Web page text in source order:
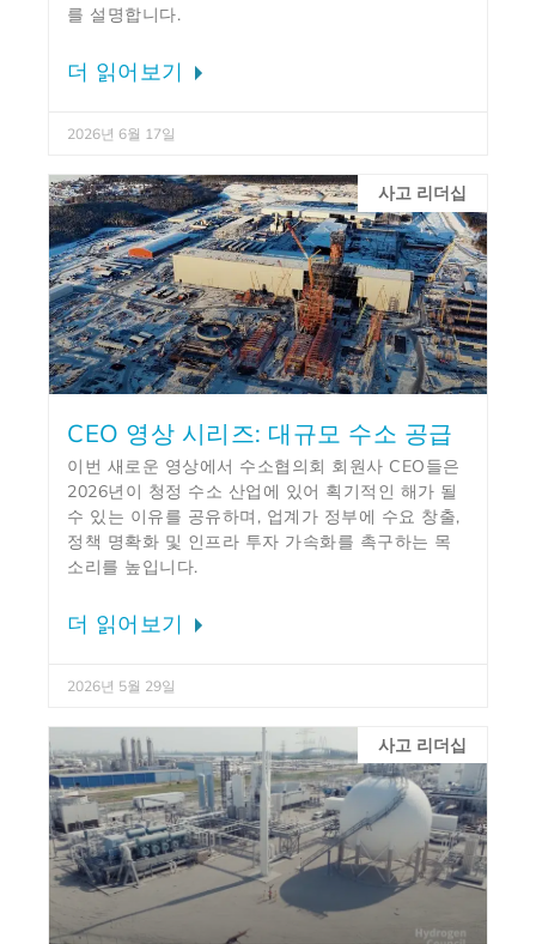
를 설명합니다.
더 읽어보기
2026년 6월 17일
사고 리더십
CEO 영상 시리즈: 대규모 수소 공급
이번 새로운 영상에서 수소협의회 회원사 CEO들은
2026년이 청정 수소 산업에 있어 획기적인 해가 될
수 있는 이유를 공유하며, 업계가 정부에 수요 창출,
정책 명확화 및 인프라 투자 가속화를 촉구하는 목
소리를 높입니다.
더 읽어보기
2026년 5월 29일
사고 리더십